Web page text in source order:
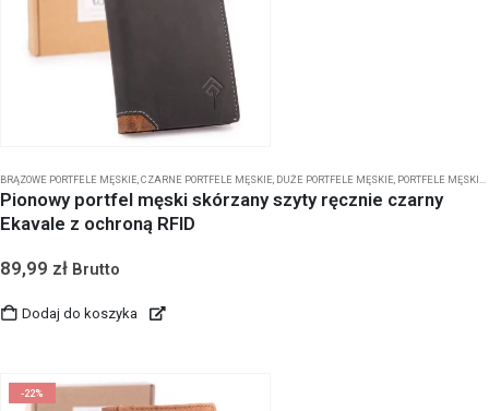
BRĄZOWE PORTFELE MĘSKIE,CZARNE PORTFELE MĘSKIE, DUŻE PORTFELE MĘSKIE, PORTFELE MĘSKIE
Pionowy portfel męski skórzany szyty ręcznie czarny
Ekavale z ochroną RFID
89,99 zł Brutto
Dodaj do koszyka
-22%